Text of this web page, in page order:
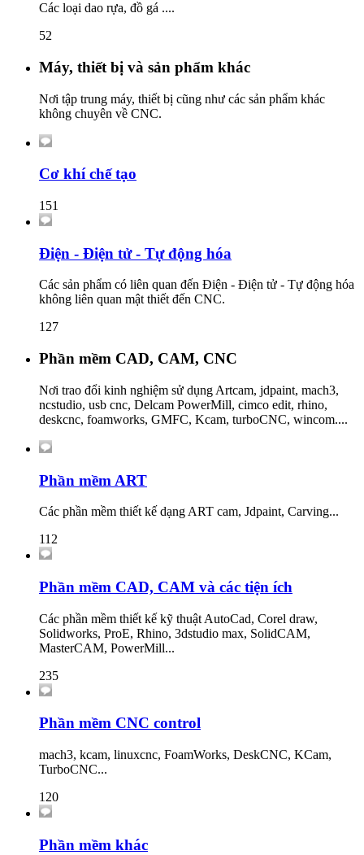
Các loại dao rựa, đồ gá ....
52
Máy, thiết bị và sản phẩm khác
Nơi tập trung máy, thiết bị cũng như các sản phẩm khác
không chuyên về CNC.
Cơ khí chế tạo
151
Điện - Điện tử - Tự động hóa
Các sản phẩm có liên quan đến Điện - Điện tử - Tự động hóa
không liên quan mật thiết đến CNC.
127
Phần mềm CAD, CAM, CNC
Nơi trao đổi kinh nghiệm sử dụng Artcam, jdpaint, mach3,
ncstudio, usb cnc, Delcam PowerMill, cimco edit, rhino,
deskcnc, foamworks, GMFC, Kcam, turboCNC, wincom....
Phần mềm ART
Các phần mềm thiết kế dạng ART cam, Jdpaint, Carving...
112
Phần mềm CAD, CAM và các tiện ích
Các phần mềm thiết kế kỹ thuật AutoCad, Corel draw,
Solidworks, ProE, Rhino, 3dstudio max, SolidCAM,
MasterCAM, PowerMill...
235
Phần mềm CNC control
mach3, kcam, linuxcnc, FoamWorks, DeskCNC, KCam,
TurboCNC...
120
Phần mềm khác